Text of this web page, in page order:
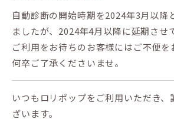
自動診断の開始時期を2024年3月以降
ましたが、2024年4月以降に延期させ
ご利用をお待ちのお客様にはご不便を
何卒ご了承くださいませ。
いつもロリポップをご利用いただき、
ざいます。